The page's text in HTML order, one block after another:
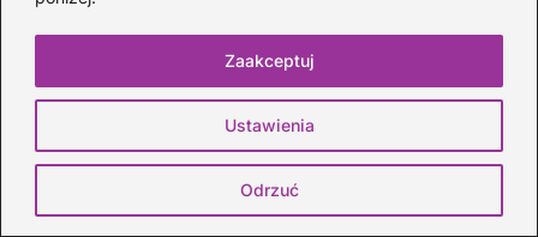
Ustawienia
Odrzuć
Zaakceptuj
Epoka Baroku(15)
Kompozytorzy(23)
Muzyka(208)